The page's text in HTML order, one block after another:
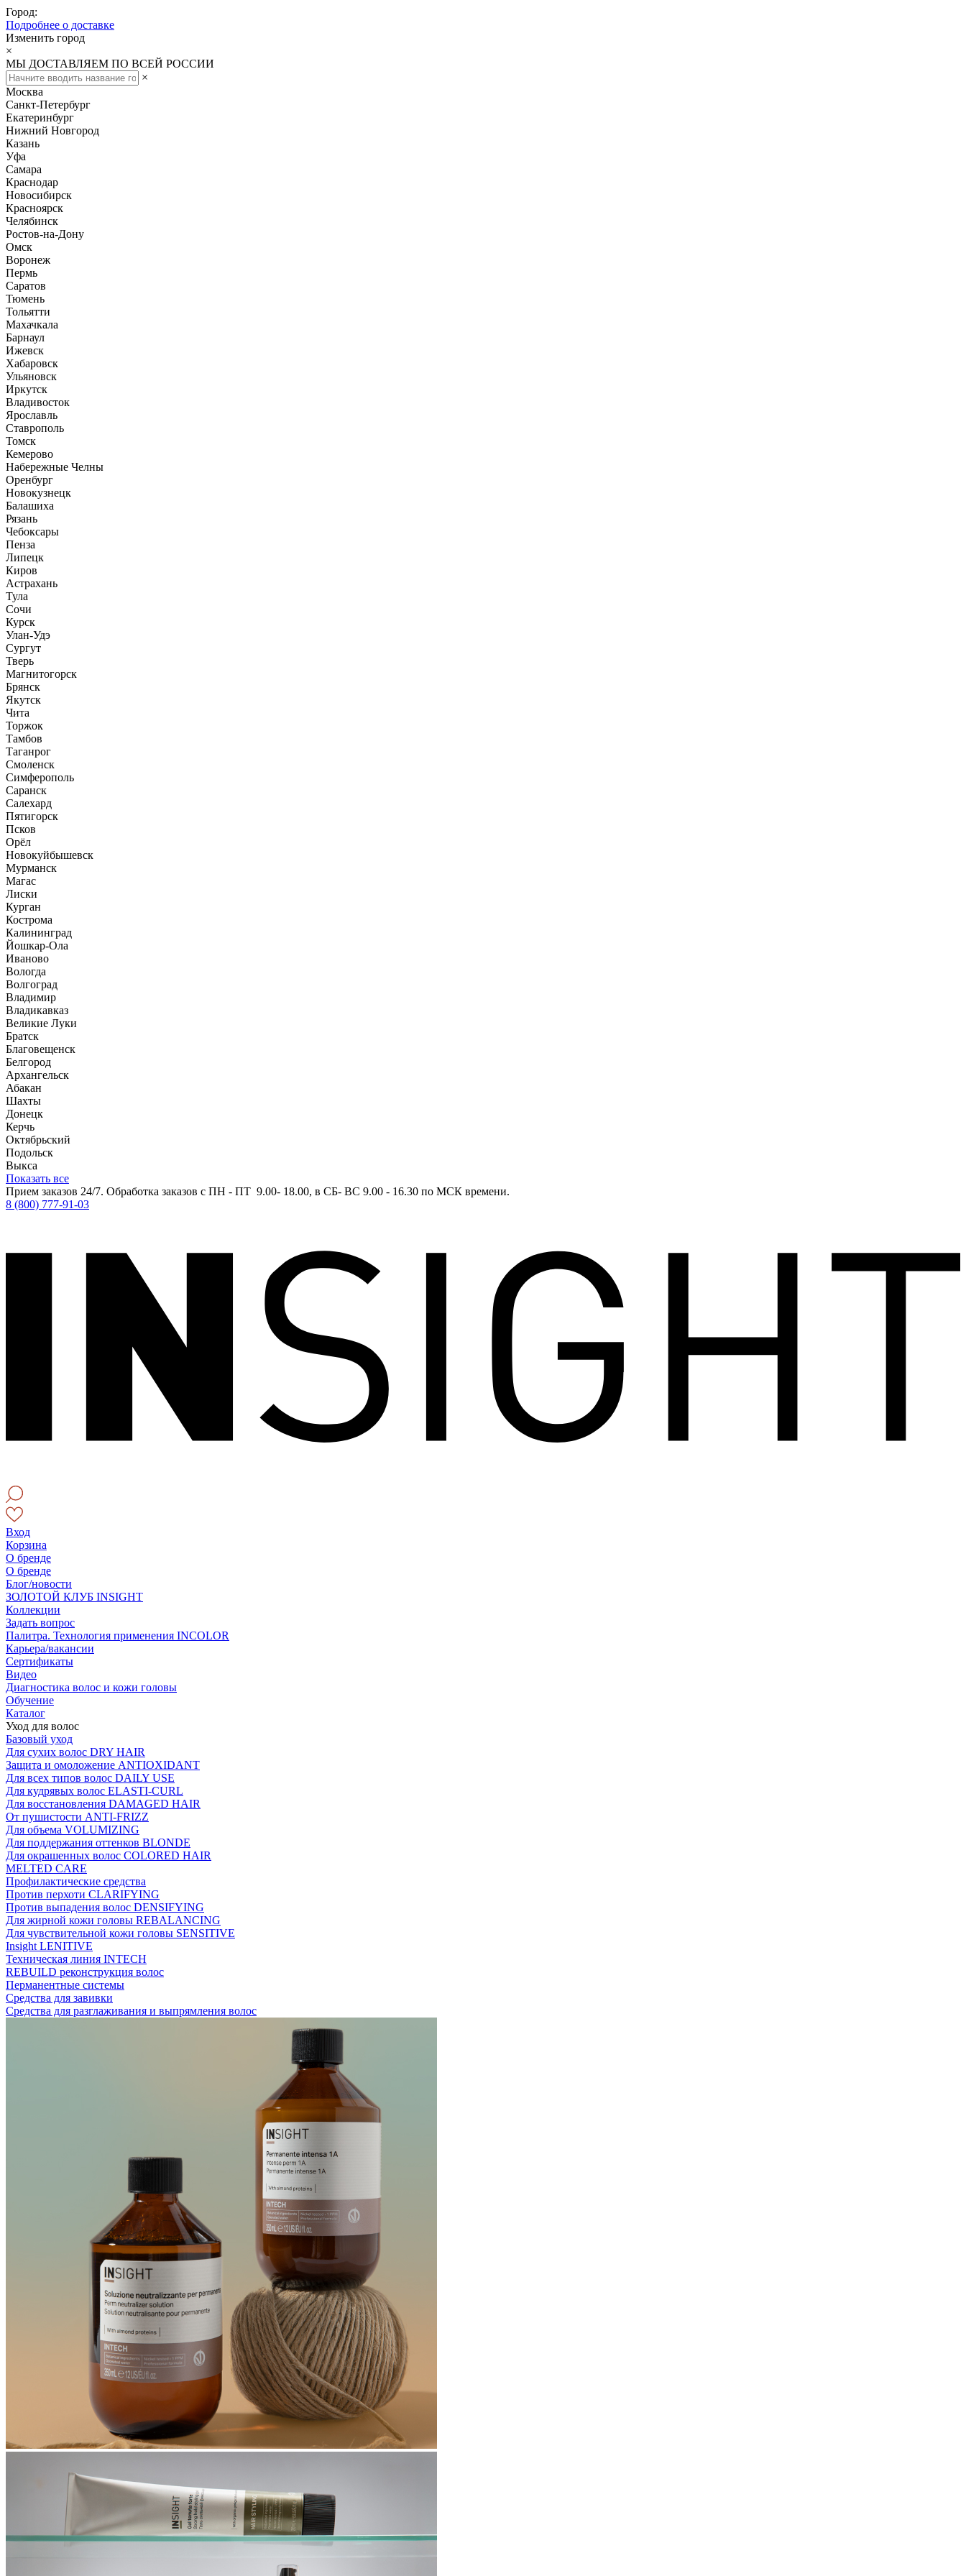
Город:
Подробнее о доставке
Изменить город
×
МЫ ДОСТАВЛЯЕМ ПО ВСЕЙ РОССИИ
×
Москва
Санкт-Петербург
Екатеринбург
Нижний Новгород
Казань
Уфа
Самара
Краснодар
Новосибирск
Красноярск
Челябинск
Ростов-на-Дону
Омск
Воронеж
Пермь
Саратов
Тюмень
Тольятти
Махачкала
Барнаул
Ижевск
Хабаровск
Ульяновск
Иркутск
Владивосток
Ярославль
Ставрополь
Томск
Кемерово
Набережные Челны
Оренбург
Новокузнецк
Балашиха
Рязань
Чебоксары
Пенза
Липецк
Киров
Астрахань
Тула
Сочи
Курск
Улан-Удэ
Сургут
Тверь
Магнитогорск
Брянск
Якутск
Чита
Торжок
Тамбов
Таганрог
Смоленск
Симферополь
Саранск
Салехард
Пятигорск
Псков
Орёл
Новокуйбышевск
Мурманск
Магас
Лиски
Курган
Кострома
Калининград
Йошкар-Ола
Иваново
Вологда
Волгоград
Владимир
Владикавказ
Великие Луки
Братск
Благовещенск
Белгород
Архангельск
Абакан
Шахты
Донецк
Керчь
Октябрьский
Подольск
Выкса
Показать все
Прием заказов 24/7. Обработка заказов с ПН - ПТ 9.00- 18.00, в СБ- ВС 9.00 - 16.30 по МСК времени.
8 (800) 777-91-03
Вход
Корзина
О бренде
О бренде
Блог/новости
ЗОЛОТОЙ КЛУБ INSIGHT
Коллекции
Задать вопрос
Палитра. Технология применения INCOLOR
Карьера/вакансии
Сертификаты
Видео
Диагностика волос и кожи головы
Обучение
Каталог
Уход для волос
Базовый уход
Для сухих волос DRY HAIR
Защита и омоложение ANTIOXIDANT
Для всех типов волос DAILY USE
Для кудрявых волос ELASTI-CURL
Для восстановления DAMAGED HAIR
От пушистости ANTI-FRIZZ
Для объема VOLUMIZING
Для поддержания оттенков BLONDE
Для окрашенных волос COLORED HAIR
MELTED CARE
Профилактические средства
Против перхоти CLARIFYING
Против выпадения волос DENSIFYING
Для жирной кожи головы REBALANCING
Для чувствительной кожи головы SENSITIVE
Insight LENITIVE
Техническая линия INTECH
REBUILD реконструкция волос
Перманентные системы
Средства для завивки
Средства для разглаживания и выпрямления волос